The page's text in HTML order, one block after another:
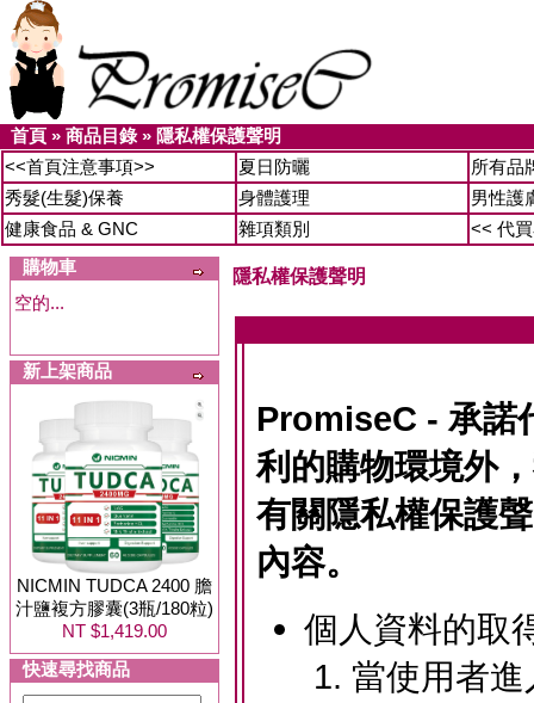
首頁 » 商品目錄» 隱私權保護聲明
<<首頁注意事項>>
夏日防曬
所有品
秀髮(生髮)保養
身體護理
男性護
健康食品 & GNC
雜項類別
<< 代
購物車
空的...
新上架商品
NICMIN TUDCA 2400 膽
汁鹽複方膠囊(3瓶/180粒)
NT $1,419.00
快速尋找商品
隱私權保護聲明
PromiseC - 承諾
利的購物環境外
有關隱私權保護
內容。
個人資料的取
當使用者